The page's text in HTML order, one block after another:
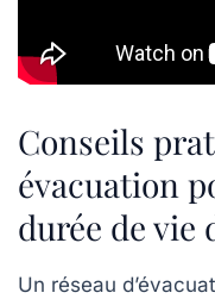
Conseils
évacuation
durée de vie
Un réseau